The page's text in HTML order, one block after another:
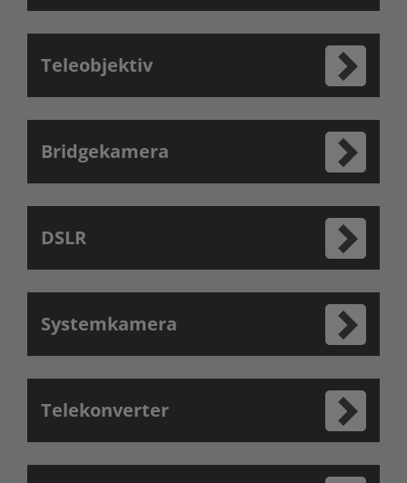
Teleobjektiv
Bridgekamera
DSLR
Systemkamera
Telekonverter